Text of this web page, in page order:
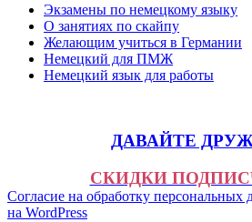
Экзамены по немецкому языку
О занятиях по скайпу
Желающим учиться в Германии
Немецкий для ПМЖ
Немецкий язык для работы
ДАВАЙТЕ
СКИДКИ
Согласие на обработку персональных
на WordPress